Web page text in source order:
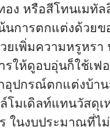
อง หรือสีโทนเม
นการตกแต่งด้วย
ยเพิ่มความหรูหร
รให้ดูอบอุ่นก็ใช้เ
อุปกรณ์ตกแต่งบ้า
ล์โมเดิลท์แทนวัส
ในงบประมาณที่ไ